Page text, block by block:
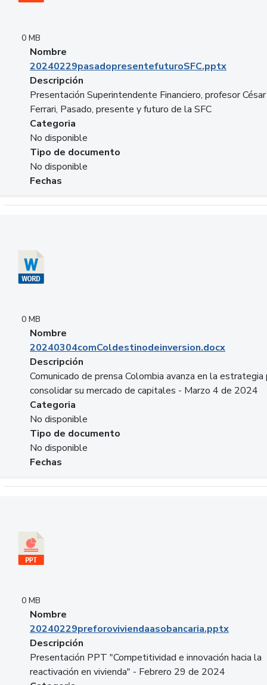
0 MB
Nombre
20240229pasadopresentefuturoSFC.pptx
Descripción
Presentación Superintendente Financiero, profesor César
Ferrari, Pasado, presente y futuro de la SFC
Categoria
No disponible
Tipo de documento
No disponible
Fechas
0 MB
Nombre
20240304comColdestinodeinversion.docx
Descripción
Comunicado de prensa Colombia avanza en la estrategia
consolidar su mercado de capitales - Marzo 4 de 2024
Categoria
No disponible
Tipo de documento
No disponible
Fechas
0 MB
Nombre
20240229preforoviviendaasobancaria.pptx
Descripción
Presentación PPT "Competitividad e innovación hacia la
reactivación en vivienda" - Febrero 29 de 2024